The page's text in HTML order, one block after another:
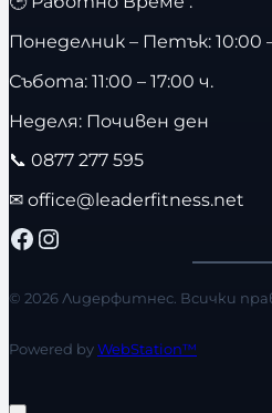
Понеделник – Петък: 10:00
Събота: 11:00 – 17:00 ч.
Неделя: Почивен ден
📞 0877 277 595
✉ office@leaderfitness.net
Facebook Instagram
© 2026 Лидерфитнес. Всички
Powered byWebStation™